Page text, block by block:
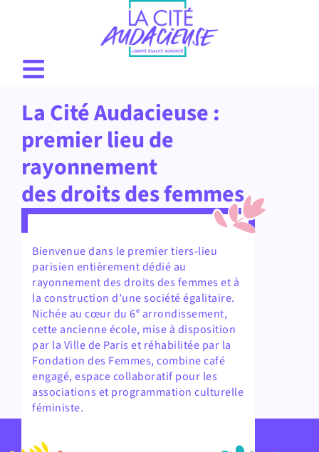
La Cité Audacieuse :
premier lieu de
rayonnement
des droits des femmes
Bienvenue dans le premier tiers-lieu
parisien entièrement dédié au
rayonnement des droits des femmes et à
la construction d’une société égalitaire.
Nichée au cœur du 6ᵉ arrondissement,
cette ancienne école, mise à disposition
par la Ville de Paris et réhabilitée par la
Fondation des Femmes, combine café
engagé, espace collaboratif pour les
associations et programmation culturelle
féministe.